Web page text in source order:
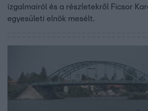
izgalmairól és a részletekről Ficsor
egyesületi elnök mesélt.